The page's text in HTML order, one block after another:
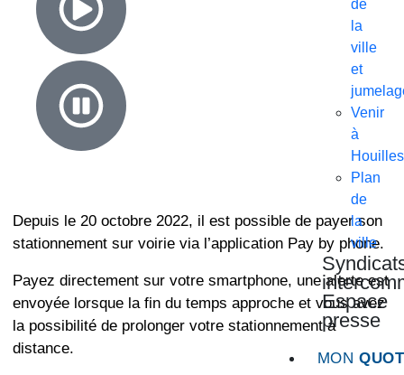
de
la
ville
et
Venir
à
Houilles
Plan
de
la
ville
Espace
presse
MON
Depuis le 20 octobre 2022, il est possible de payer son
stationnement sur voirie via l’application Pay by phone.
Payez directement sur votre smartphone, une alerte est
envoyée lorsque la fin du temps approche et vous avez
la possibilité de prolonger votre stationnement à
distance.